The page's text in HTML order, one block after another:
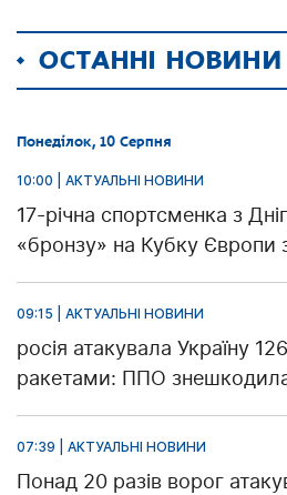
ОСТАННІ НОВИНИ
Понеділок, 10 Серпня
10:00 | АКТУАЛЬНІ НОВИНИ
17-річна спортсменка з
«бронзу» на Кубку Європи
09:15 | АКТУАЛЬНІ НОВИНИ
росія атакувала Україну
ракетами: ППО
07:39 | АКТУАЛЬНІ НОВИНИ
Понад 20 разів ворог